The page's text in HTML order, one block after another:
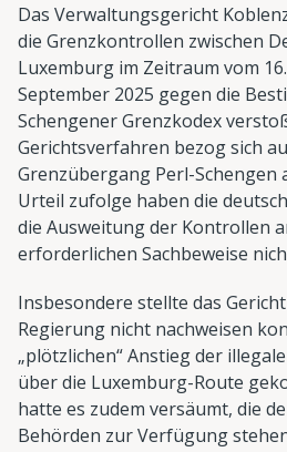
Das Verwaltungsgericht
die Grenzkontrollen zwischen
Luxemburg im Zeitraum vom
September 2025 gegen die
Schengener Grenzkodex
Gerichtsverfahren bezog sich
Grenzübergang Perl-Schengen
Urteil zufolge haben die
die Ausweitung der Kontrollen
erforderlichen Sachbeweise
Insbesondere stellte das
Regierung nicht nachweisen
„plötzlichen“ Anstieg der
über die Luxemburg-Route
hatte es zudem versäumt, die
Behörden zur Verfügung